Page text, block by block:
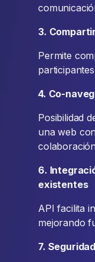
3.
Permite
4. Co-
Posibilidad
una web
6.
existentes
API facilita
mejorando
7.